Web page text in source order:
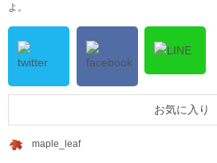
よ。
お気に入り
maple_leaf